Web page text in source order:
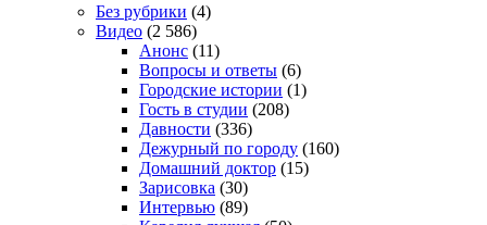
Без рубрики (4)
Видео (2 586)
Анонс (11)
Вопросы и ответы (6)
Городские истории (1)
Гость в студии (208)
Давности (336)
Дежурный по городу (160)
Домашний доктор (15)
Зарисовка (30)
Интервью (89)